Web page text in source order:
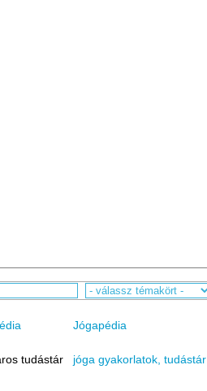
Jógapédia
tudástár jóga gyakorlatok, tudástár